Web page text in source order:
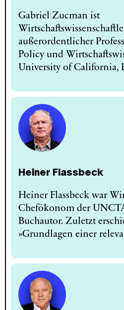
Gabriel Zucman ist
außerordentlicher
Policy und
University of California,
Heiner Flassbeck
Heiner Flassbeck war
Chefökonom der
Buchautor. Zuletzt
»Grundlagen einer